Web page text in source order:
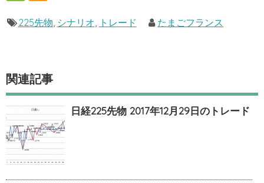
225先物 シナリオ トレード たまごフランス
関連記事
日経225先物 2017年12月29日のトレード